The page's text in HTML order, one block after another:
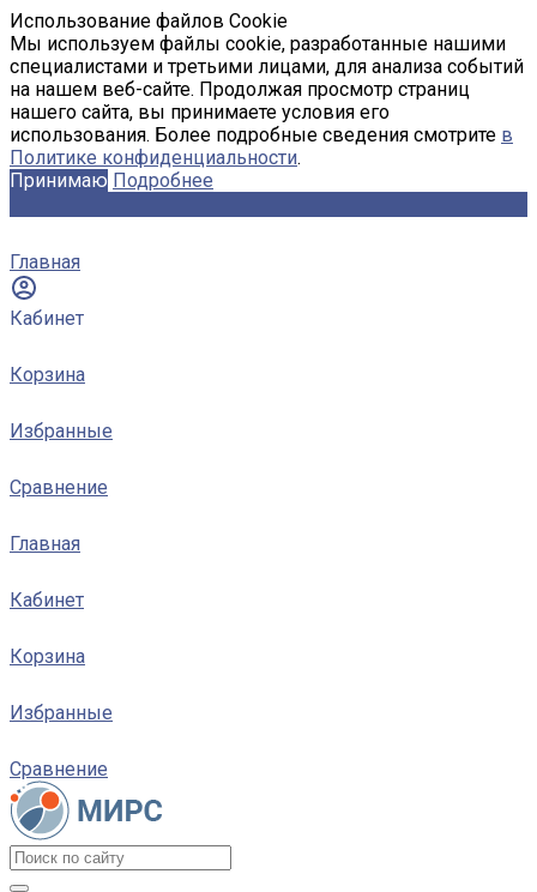
Использование файлов Cookie
Мы используем файлы cookie, разработанные нашими
специалистами и третьими лицами, для анализа событий
на нашем веб-сайте. Продолжая просмотр страниц
нашего сайта, вы принимаете условия его
использования. Более подробные сведения смотрите в
Политике конфиденциальности.
Принимаю Подробнее
Главная
Кабинет
Корзина
Избранные
Сравнение
Главная
Кабинет
Корзина
Избранные
Сравнение